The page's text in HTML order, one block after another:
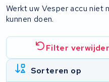
Werkt uw Vesper accu niet
kunnen doen.
Filter
Sorteren op